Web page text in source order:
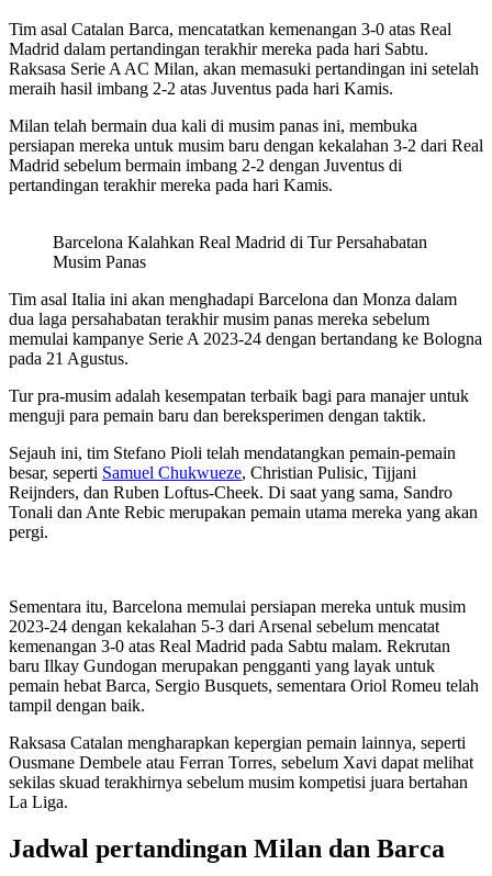
Tim asal Catalan Barca, mencatatkan kemenangan 3-0 atas Real
Madrid dalam pertandingan terakhir mereka pada hari Sabtu.
Raksasa Serie A AC Milan, akan memasuki pertandingan ini setelah
meraih hasil imbang 2-2 atas Juventus pada hari Kamis.
Milan telah bermain dua kali di musim panas ini, membuka
persiapan mereka untuk musim baru dengan kekalahan 3-2 dari Real
Madrid sebelum bermain imbang 2-2 dengan Juventus di
pertandingan terakhir mereka pada hari Kamis.
Barcelona Kalahkan Real Madrid di Tur Persahabatan
Musim Panas
Tim asal Italia ini akan menghadapi Barcelona dan Monza dalam
dua laga persahabatan terakhir musim panas mereka sebelum
memulai kampanye Serie A 2023-24 dengan bertandang ke Bologna
pada 21 Agustus.
Tur pra-musim adalah kesempatan terbaik bagi para manajer untuk
menguji para pemain baru dan bereksperimen dengan taktik.
Sejauh ini, tim Stefano Pioli telah mendatangkan pemain-pemain
besar, seperti Samuel Chukwueze, Christian Pulisic, Tijjani
Reijnders, dan Ruben Loftus-Cheek. Di saat yang sama, Sandro
Tonali dan Ante Rebic merupakan pemain utama mereka yang akan
pergi.
Sementara itu, Barcelona memulai persiapan mereka untuk musim
2023-24 dengan kekalahan 5-3 dari Arsenal sebelum mencatat
kemenangan 3-0 atas Real Madrid pada Sabtu malam. Rekrutan
baru Ilkay Gundogan merupakan pengganti yang layak untuk
pemain hebat Barca, Sergio Busquets, sementara Oriol Romeu telah
tampil dengan baik.
Raksasa Catalan mengharapkan kepergian pemain lainnya, seperti
Ousmane Dembele atau Ferran Torres, sebelum Xavi dapat melihat
sekilas skuad terakhirnya sebelum musim kompetisi juara bertahan
La Liga.
Jadwal pertandingan Milan dan Barca